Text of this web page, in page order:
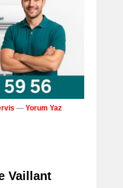
— Yorum Yaz
Vaillant